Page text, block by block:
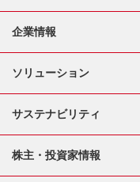
企業情報
ソリューション
サステナビリティ
株主・投資家情報